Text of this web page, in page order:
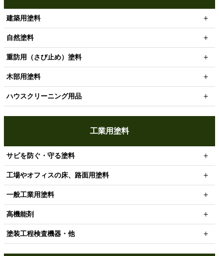
建築用塗料
自然塗料
重防用（さび止め）塗料
木部用塗料
ハウスクリーニング用品
工業用塗料
サビを防ぐ・守る塗料
工場やオフィスの床、路面用塗料
一般工業用塗料
高機能剤
塗装工程検査機器・他